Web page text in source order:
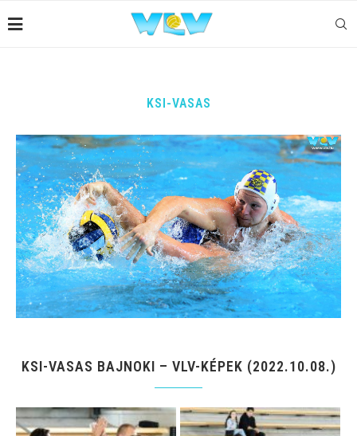
KSI-VASAS
KSI-VASAS BAJNOKI – VLV-KÉPEK (2022.10.08.)